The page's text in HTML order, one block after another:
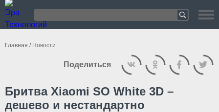
Главная / Новости
Бритва Xiaomi SO White 3D –
дешево и нестандартно
Поделиться